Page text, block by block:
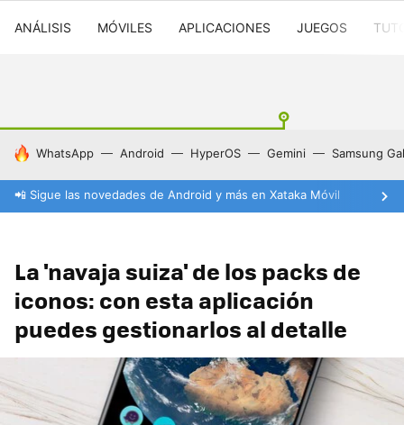
ANÁLISIS MÓVILES APLICACIONES JUEGOS
HOY SE HABLA DE
WhatsApp Android HyperOS Gemini Samsung
📲 Sigue las novedades de Android y más en Xataka Móvil
La 'navaja suiza' de los packs de
iconos: con esta aplicación
puedes gestionarlos al detalle